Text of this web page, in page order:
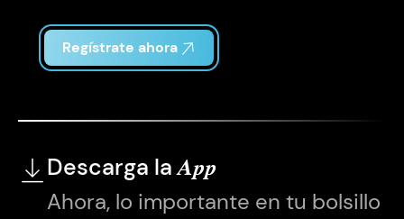
Regístrate ahora
Descarga laApp
Ahora, lo importante en tu bolsillo